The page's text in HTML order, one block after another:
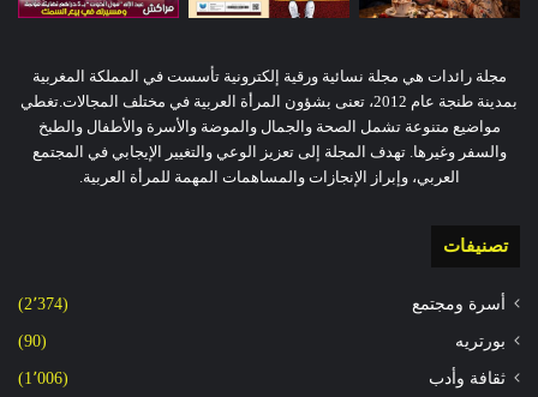
مجلة رائدات هي مجلة نسائية ورقية إلكترونية تأسست في المملكة المغربية
بمدينة طنجة عام 2012، تعنى بشؤون المرأة العربية في مختلف المجالات.تغطي
مواضيع متنوعة تشمل الصحة والجمال والموضة والأسرة والأطفال والطبخ
والسفر وغيرها. تهدف المجلة إلى تعزيز الوعي والتغيير الإيجابي في المجتمع
العربي، وإبراز الإنجازات والمساهمات المهمة للمرأة العربية.
تصنيفات
أسرة ومجتمع (2٬374)
بورتريه (90)
ثقافة وأدب (1٬006)